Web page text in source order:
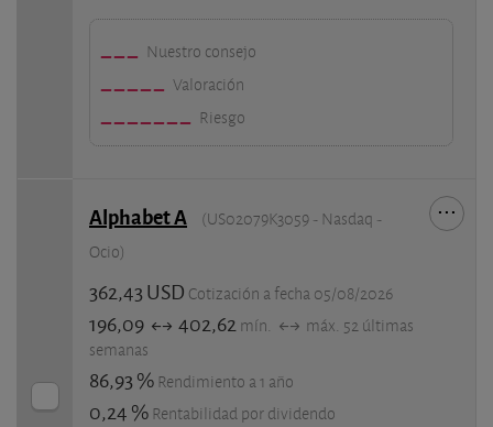
Nuestro consejo
Valoración
Riesgo
Alphabet A
(US02079K3059 - Nasdaq -
Ocio)
362,43 USD Cotización a fecha 05/08/2026
196,09 402,62 mín.
máx. 52 últimas
semanas
86,93 % Rendimiento a 1 año
0,24 % Rentabilidad por dividendo